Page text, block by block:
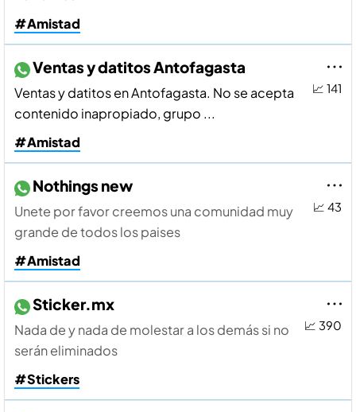
#Amistad
📈 141
Ventas y datitos Antofagasta
Ventas y datitos en Antofagasta. No se acepta
contenido inapropiado, grupo ...
#Amistad
📈 43
Nothings new
Unete por favor creemos una comunidad muy
grande de todos los paises
#Amistad
📈 390
Sticker.mx
Nada de y nada de molestar a los demás si no
serán eliminados
#Stickers